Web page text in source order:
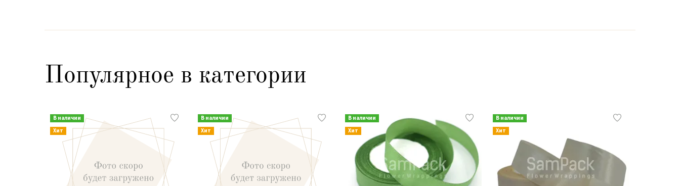
Популярное в категории
В наличии
Хит
В наличии
Хит
В наличии
Хит
В наличии
Хит